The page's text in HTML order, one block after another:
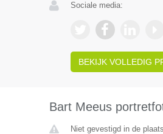
Sociale media:
BEKIJK VOLLEDIG
Bart Meeus
Niet gevestigd in de